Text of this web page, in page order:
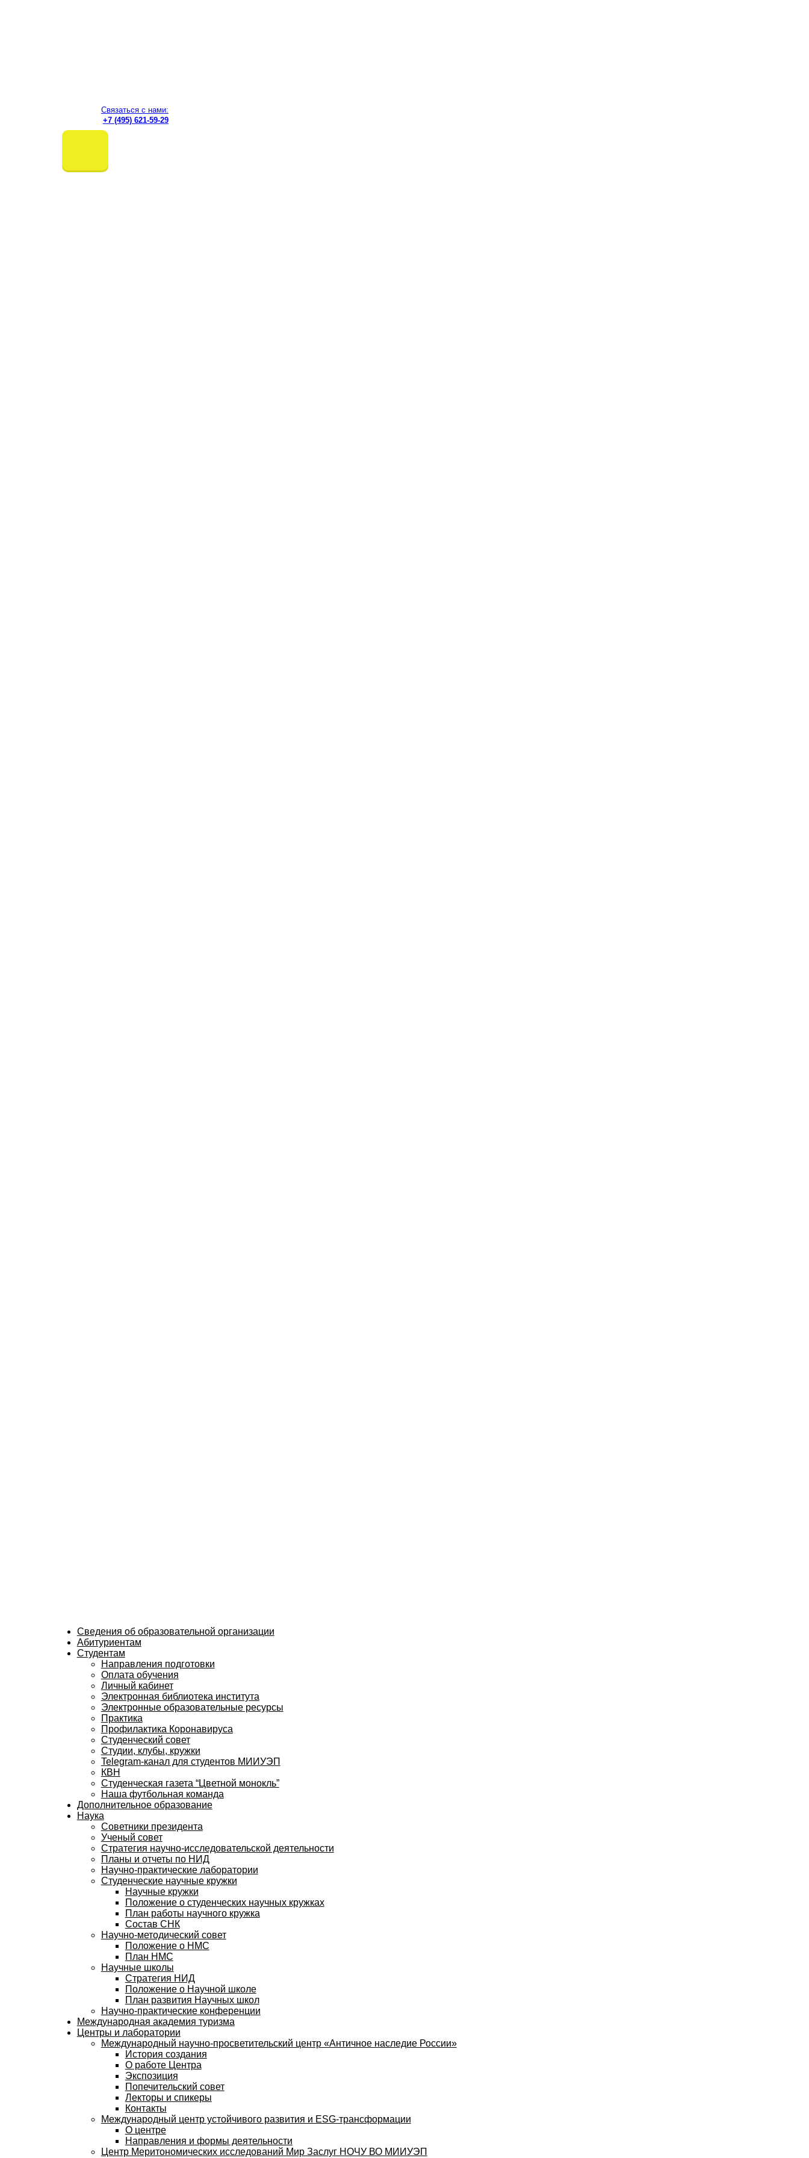
Связаться с нами:
+7 (495) 621-59-29
Сведения об образовательной организации
Абитуриентам
Студентам
Направления подготовки
Оплата обучения
Личный кабинет
Электронная библиотека института
Электронные образовательные ресурсы
Практика
Профилактика Коронавируса
Студенческий совет
Студии, клубы, кружки
Telegram-канал для студентов МИИУЭП
КВН
Студенческая газета “Цветной монокль”
Наша футбольная команда
Дополнительное образование
Наука
Советники президента
Ученый совет
Стратегия научно-исследовательской деятельности
Планы и отчеты по НИД
Научно-практические лаборатории
Студенческие научные кружки
Научные кружки
Положение о студенческих научных кружках
План работы научного кружка
Состав СНК
Научно-методический совет
Положение о НМС
План НМС
Научные школы
Стратегия НИД
Положение о Научной школе
План развития Научных школ
Научно-практические конференции
Международная академия туризма
Центры и лаборатории
Международный научно-просветительский центр «Античное наследие России»
История создания
О работе Центра
Экспозиция
Попечительский совет
Лекторы и спикеры
Контакты
Международный центр устойчивого развития и ESG-трансформации
О центре
Направления и формы деятельности
Центр Меритономических исследований Мир Заслуг НОЧУ ВО МИИУЭП